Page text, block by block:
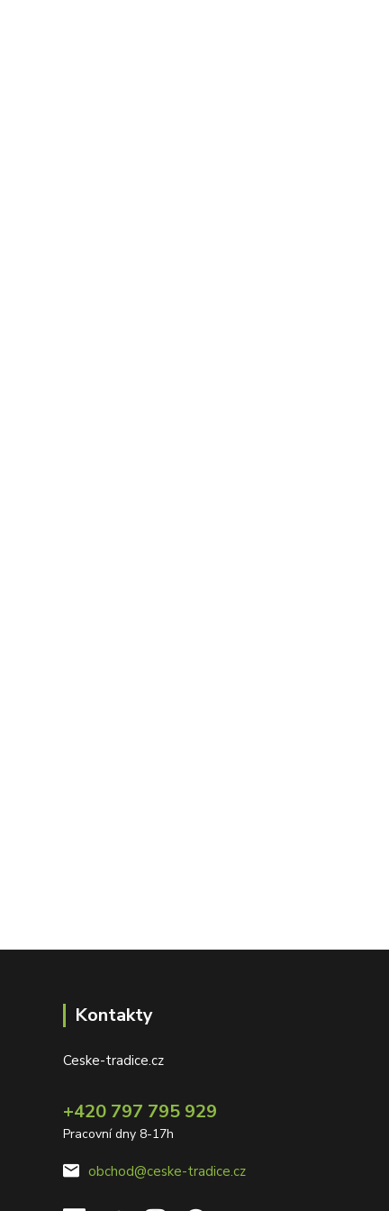
Kontakty
Ceske-tradice.cz
+420 797 795 929
Pracovní dny 8-17h
obchod@ceske-tradice.cz